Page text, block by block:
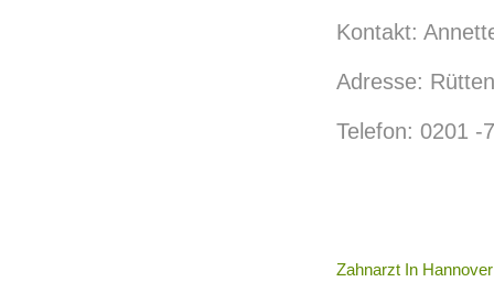
Kontakt:
Adresse:
Telefon: 0201 -
Zahnarzt In